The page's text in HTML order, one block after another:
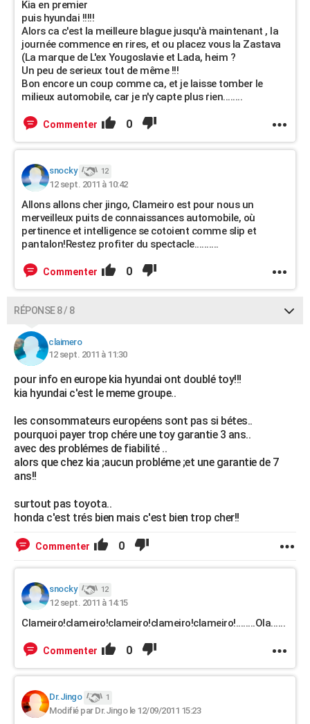
Kia en premier
puis hyundai !!!!!
Alors ca c'est la meilleure blague jusqu'à maintenant , la
journée commence en rires, et ou placez vous la Zastava
(La marque de L'ex Yougoslavie et Lada, heim ?
Un peu de serieux tout de même !!!
Bon encore un coup comme ca, et je laisse tomber le
milieux automobile, car je n'y capte plus rien........
Commenter 0
snocky 12
12 sept. 2011 à 10:42
Allons allons cher jingo, Clameiro est pour nous un
merveilleux puits de connaissances automobile, où
pertinence et intelligence se cotoient comme slip et
pantalon!Restez profiter du spectacle..........
Commenter 0
RÉPONSE 8 / 8
claimero
12 sept. 2011 à 11:30
pour info en europe kia hyundai ont doublé toy!!!
kia hyundai c'est le meme groupe..
les consommateurs européens sont pas si bétes..
pourquoi payer trop chére une toy garantie 3 ans..
avec des problémes de fiabilité ..
alors que chez kia ;aucun probléme ;et une garantie de 7
ans!!
surtout pas toyota..
honda c'est trés bien mais c'est bien trop cher!!
Commenter 0
snocky 12
12 sept. 2011 à 14:15
Clameiro!clameiro!clameiro!clameiro!clameiro!........Ola......
Commenter 0
Dr.Jingo 1
Modifié par Dr.Jingo le 12/09/2011 15:23